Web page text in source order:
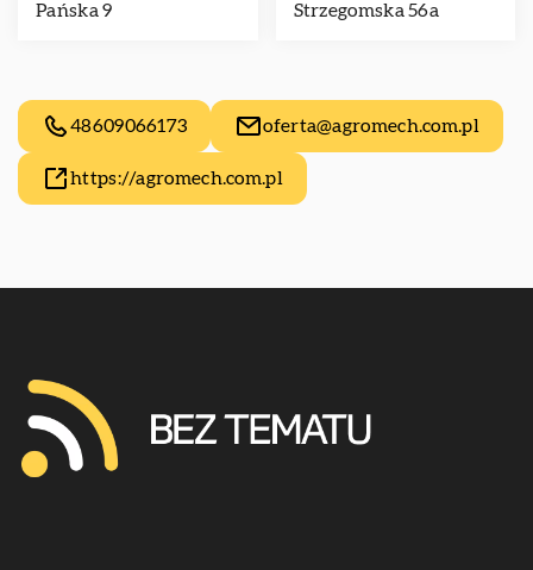
Pańska 9
Strzegomska 56a
48609066173 oferta@agromech.com.pl
https://agromech.com.pl